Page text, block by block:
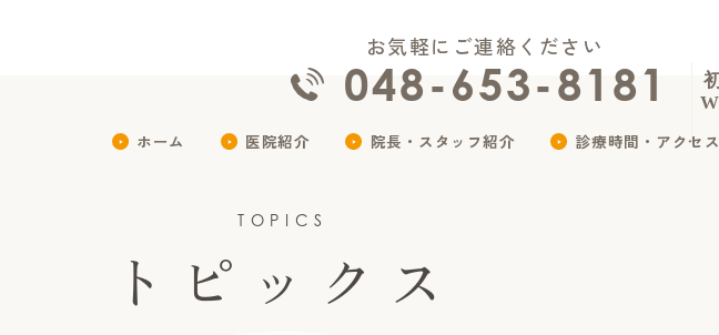
お気軽にご連絡ください
048-653-8181
ホーム 医院紹介 院長・スタッフ紹介 診療時間・アクセス
TOPICS
トピックス